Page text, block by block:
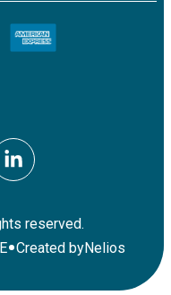
reserved.
•Created byNelios